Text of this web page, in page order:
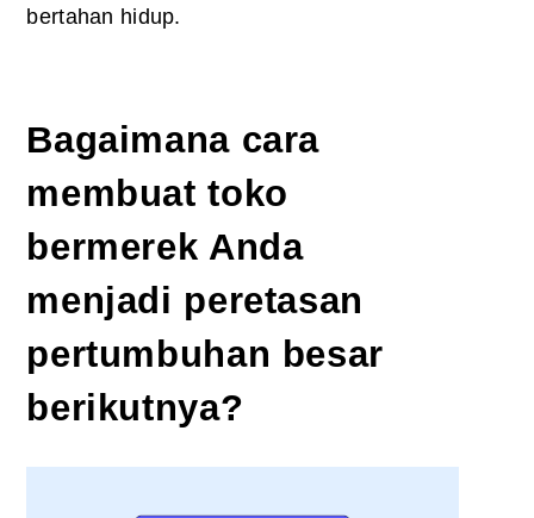
bertahan hidup.
Bagaimana cara
membuat toko
bermerek Anda
menjadi peretasan
pertumbuhan besar
berikutnya?